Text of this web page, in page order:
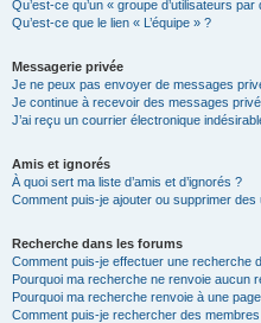
Qu’est-ce qu’un « groupe d’utilisateurs par
Qu’est-ce que le lien « L’équipe » ?
Messagerie privée
Je ne peux pas envoyer de messages
Je continue à recevoir des messages
J’ai reçu un courrier électronique
Amis et ignorés
À quoi sert ma liste d’amis et d’ignorés ?
Comment puis-je ajouter ou supprimer des
Recherche dans les forums
Comment puis-je effectuer une recherche
Pourquoi ma recherche ne renvoie aucun
Pourquoi ma recherche renvoie à une
Comment puis-je rechercher des